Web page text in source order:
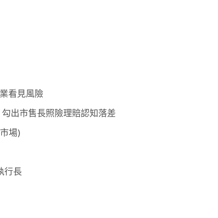
看見風險
出市售長照險理賠認知落差
場)
行長